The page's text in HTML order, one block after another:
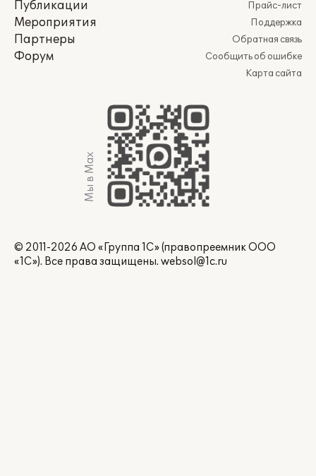
Публикации
Мероприятия
Партнеры
Форум
Прайс-лист
Поддержка
Обратная связь
Сообщить об ошибке
Карта сайта
Мы в Max
© 2011-2026 АО «Группа 1С» (правопреемник ООО
«1С»). Все права защищены. websol@1c.ru